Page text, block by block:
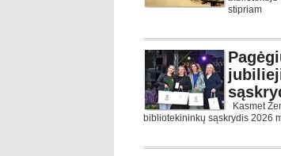
stipriam
Kasmet
bibliotekininkų sąskrydis 2026